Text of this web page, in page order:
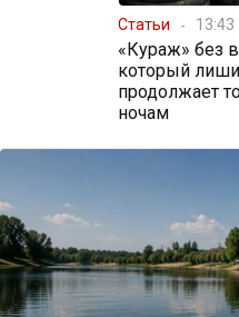
Статьи 13:43
«Кураж» без
который
продолжает
ночам